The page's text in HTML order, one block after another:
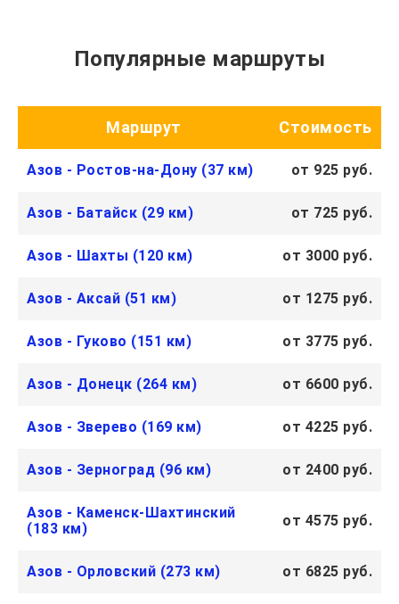
Популярные маршруты
Маршрут Стоимость
Азов - Ростов-на-Дону (37 км) от 925 руб.
Азов - Батайск (29 км) от 725 руб.
Азов - Шахты (120 км) от 3000 руб.
Азов - Аксай (51 км) от 1275 руб.
Азов - Гуково (151 км) от 3775 руб.
Азов - Донецк (264 км) от 6600 руб.
Азов - Зверево (169 км) от 4225 руб.
Азов - Зерноград (96 км) от 2400 руб.
Азов - Каменск-Шахтинский
(183 км)
от 4575 руб.
Азов - Орловский (273 км) от 6825 руб.